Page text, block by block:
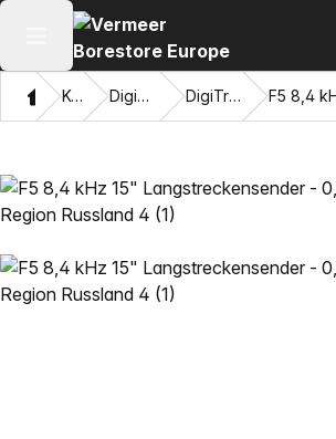
Hauptmenü öffnen
HeimKatalog DigiTrak-Sender® DigiTrak F5® Sender